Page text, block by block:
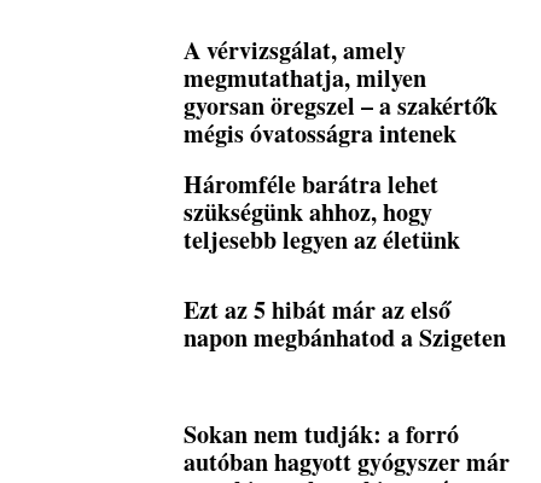
A vérvizsgálat, amely
megmutathatja, milyen
gyorsan öregszel – a szakértők
mégis óvatosságra intenek
Háromféle barátra lehet
szükségünk ahhoz, hogy
teljesebb legyen az életünk
Ezt az 5 hibát már az első
napon megbánhatod a Szigeten
Sokan nem tudják: a forró
autóban hagyott gyógyszer már